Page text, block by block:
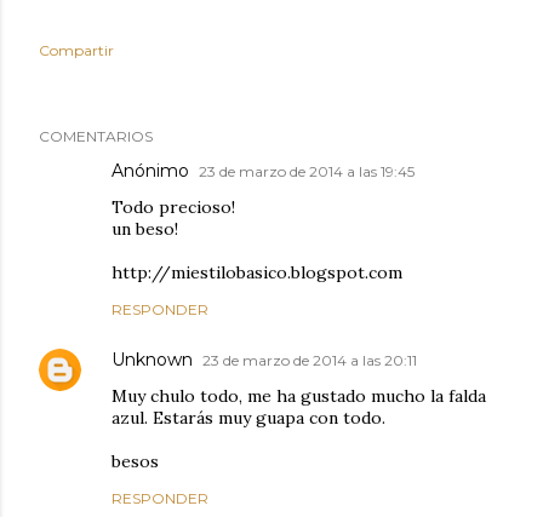
Compartir
COMENTARIOS
Anónimo 23 de marzo de 2014 a las 19:45
Todo precioso!
un beso!
http://miestilobasico.blogspot.com
RESPONDER
Unknown 23 de marzo de 2014 a las 20:11
Muy chulo todo, me ha gustado mucho la falda
azul. Estarás muy guapa con todo.
besos
RESPONDER